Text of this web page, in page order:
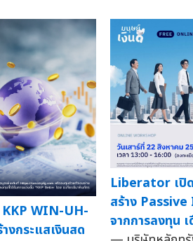
WIN-UH-
งกระแสเงินสด
Liberator เปิ
สร้าง
จากการลงทุน